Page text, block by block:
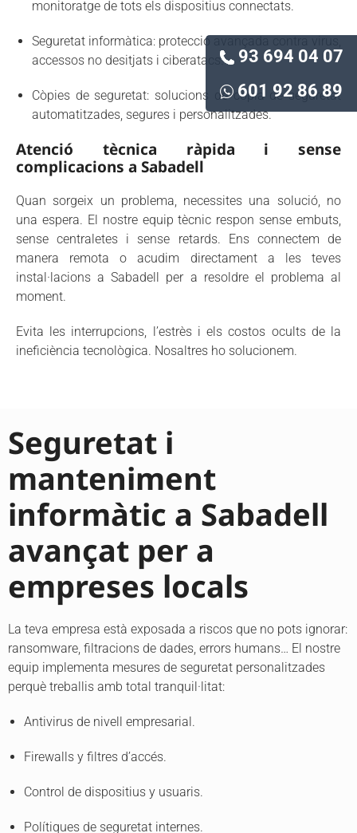
93 694 04 07
601 92 86 89
monitoratge de tots els dispositius connectats.
Seguretat informàtica: protecció avançada contra virus,
accessos no desitjats i ciberatacs.
Còpies de seguretat: solucions de còpia de seguretat
automatitzades, segures i personalitzades.
Atenció tècnica ràpida i sense
complicacions a Sabadell
Quan sorgeix un problema, necessites una solució, no
una espera. El nostre equip tècnic respon sense embuts,
sense centraletes i sense retards. Ens connectem de
manera remota o acudim directament a les teves
instal·lacions a Sabadell per a resoldre el problema al
moment.
Evita les interrupcions, l’estrès i els costos ocults de la
ineficiència tecnològica. Nosaltres ho solucionem.
Seguretat i
manteniment
informàtic a Sabadell
avançat per a
empreses locals
La teva empresa està exposada a riscos que no pots ignorar:
ransomware, filtracions de dades, errors humans… El nostre
equip implementa mesures de seguretat personalitzades
perquè treballis amb total tranquil·litat:
Antivirus de nivell empresarial.
Firewalls y filtres d’accés.
Control de dispositius y usuaris.
Polítiques de seguretat internes.